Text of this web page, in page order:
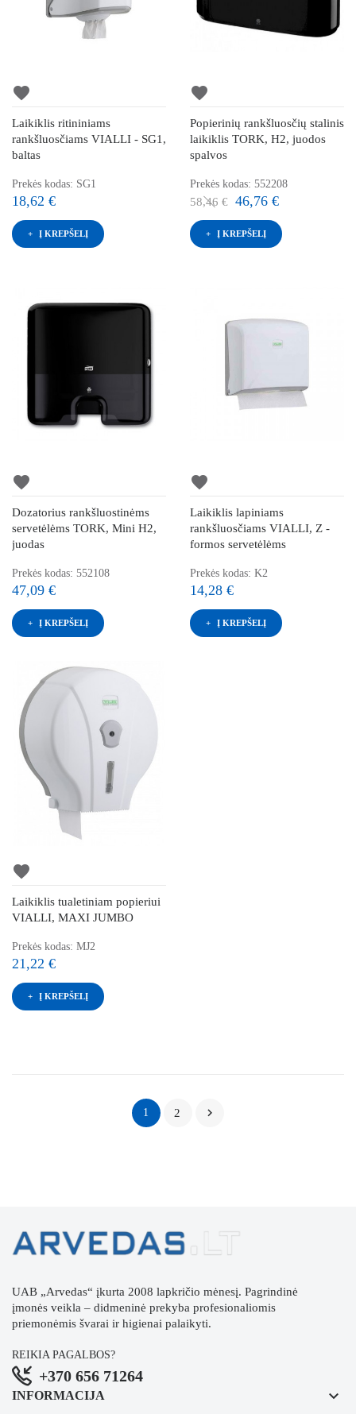
favorite
Laikiklis ritininiams
rankšluosčiams VIALLI - SG1,
baltas
Prekės kodas: SG1
18,62 €
Į KREPŠELĮ
favorite
Popierinių rankšluosčių stalinis
laikiklis TORK, H2, juodos
spalvos
Prekės kodas: 552208
58,46 € 46,76 €
Į KREPŠELĮ
favorite
Dozatorius rankšluostinėms
servetėlėms TORK, Mini H2,
juodas
Prekės kodas: 552108
47,09 €
Į KREPŠELĮ
favorite
Laikiklis lapiniams
rankšluosčiams VIALLI, Z -
formos servetėlėms
Prekės kodas: K2
14,28 €
Į KREPŠELĮ
favorite
Laikiklis tualetiniam popieriui
VIALLI, MAXI JUMBO
Prekės kodas: MJ2
21,22 €
Į KREPŠELĮ
1 2 
UAB „Arvedas“ įkurta 2008 lapkričio mėnesį. Pagrindinė
įmonės veikla – didmeninė prekyba profesionaliomis
priemonėmis švarai ir higienai palaikyti.
REIKIA PAGALBOS?
+370 656 71264
INFORMACIJA keyboard_arrow_down